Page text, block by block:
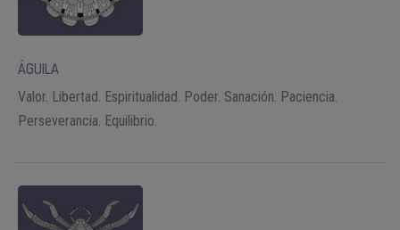
ÁGUILA
Valor. Libertad. Espiritualidad. Poder. Sanación. Paciencia.
Perseverancia. Equilibrio.